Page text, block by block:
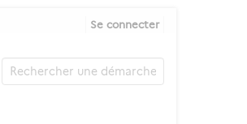
Se connecter